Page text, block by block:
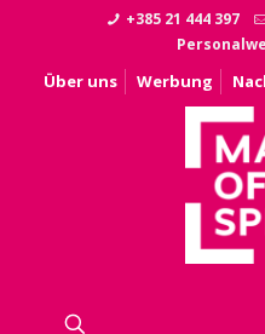
+385 21 444 397
Über uns Werbung